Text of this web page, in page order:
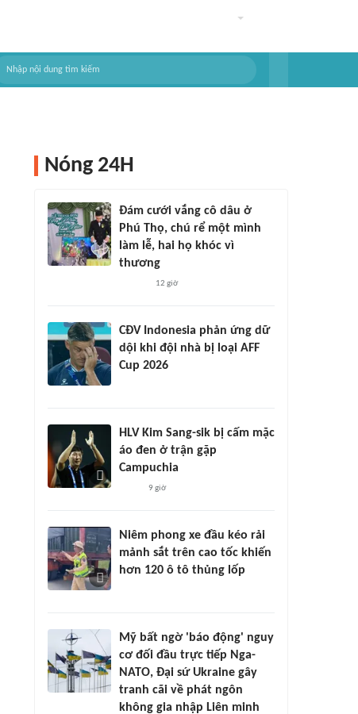
Nóng 24H
Đám cưới vắng cô dâu ở
Phú Thọ, chú rể một mình
làm lễ, hai họ khóc vì
thương
12 giờ
CĐV Indonesia phản ứng dữ
dội khi đội nhà bị loại AFF
Cup 2026
HLV Kim Sang-sik bị cấm mặc
áo đen ở trận gặp
Campuchia
9 giờ
Niêm phong xe đầu kéo rải
mảnh sắt trên cao tốc khiến
hơn 120 ô tô thủng lốp
Mỹ bất ngờ 'báo động' nguy
cơ đối đầu trực tiếp Nga-
NATO, Đại sứ Ukraine gây
tranh cãi về phát ngôn
không gia nhập Liên minh